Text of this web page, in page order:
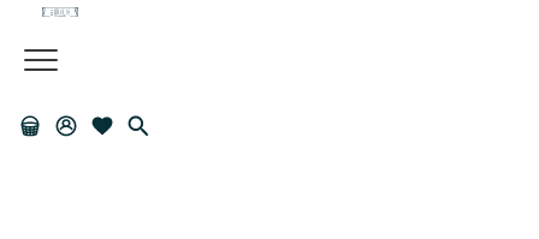
Liste
Mon
Panier